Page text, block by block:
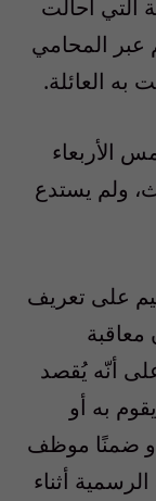
التي أحالت
عبر المحامي
به العائلة.
الأربعاء
ولم يستدع
على تعريف
معاقبة
تنصّ على أنّه يُقصد
به أو
ضمنًا موظف
أثناء